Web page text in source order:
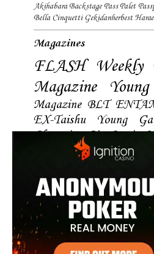
Akihabara Backstage Pass Palet
Bella Cinquetti Gekidanherbest
Magazines
FLASH Weekly
Magazine
Magazine BLT
EX-Taishu
Young
Champion Big Comic
Shonen Magazine
Champion
Sunday Photobooks
Magazine SMART Magazine
The Television
CD&DL My
Taishu
Girls! Magazine Soccer
Sunday Magazine Mery Magazine